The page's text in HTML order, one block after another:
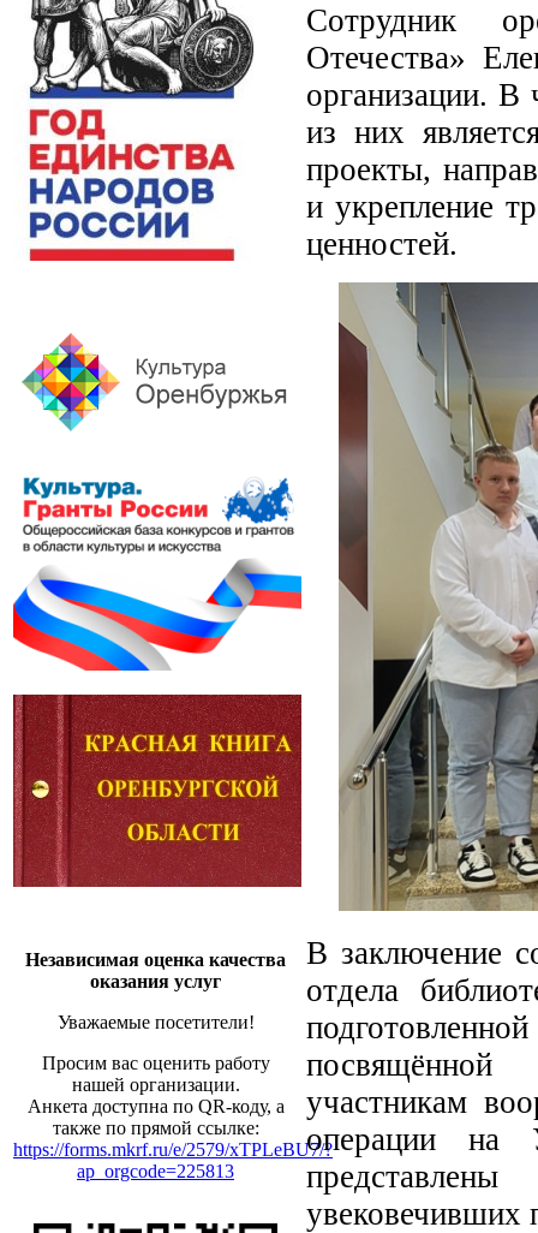
Независимая оценка качества
оказания услуг
Уважаемые посетители!
Просим вас оценить работу
нашей организации.
Анкета доступна по QR-коду, а
также по прямой ссылке:
https://forms.mkrf.ru/e/2579/xTPLeBU7/?
ap_orgcode=225813
Сотрудник
Отечества»
организации. В
из них
проекты,
и укрепление
ценностей.
В заключение
отдела
участникам
операции на
увековечивших